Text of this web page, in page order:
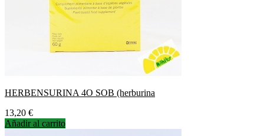
HERBENSURINA 4O SOB (herburina
Precio
13,20 €
Añadir al carrito